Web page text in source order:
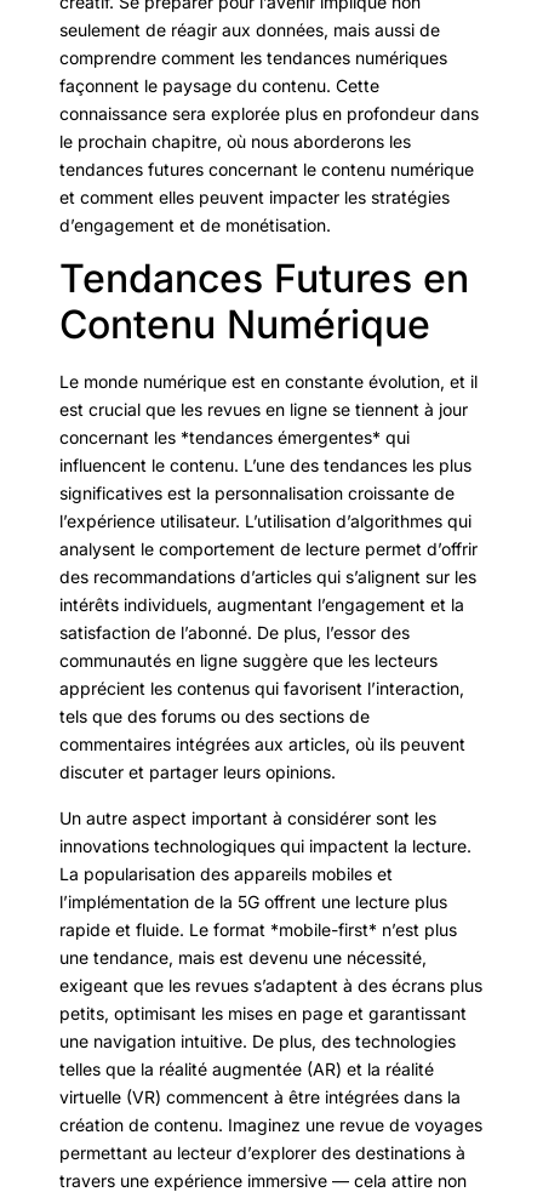
seulement de réagir aux données, mais aussi de
comprendre comment les tendances numériques
façonnent le paysage du contenu. Cette
connaissance sera explorée plus en profondeur dans
le prochain chapitre, où nous aborderons les
tendances futures concernant le contenu numérique
et comment elles peuvent impacter les stratégies
d’engagement et de monétisation.
Tendances Futures en
Contenu Numérique
Le monde numérique est en constante évolution, et il
est crucial que les revues en ligne se tiennent à jour
concernant les *tendances émergentes* qui
influencent le contenu. L’une des tendances les plus
significatives est la personnalisation croissante de
l’expérience utilisateur. L’utilisation d’algorithmes qui
analysent le comportement de lecture permet d’offrir
des recommandations d’articles qui s’alignent sur les
intérêts individuels, augmentant l’engagement et la
satisfaction de l’abonné. De plus, l’essor des
communautés en ligne suggère que les lecteurs
apprécient les contenus qui favorisent l’interaction,
tels que des forums ou des sections de
commentaires intégrées aux articles, où ils peuvent
discuter et partager leurs opinions.
Un autre aspect important à considérer sont les
innovations technologiques qui impactent la lecture.
La popularisation des appareils mobiles et
l’implémentation de la 5G offrent une lecture plus
rapide et fluide. Le format *mobile-first* n’est plus
une tendance, mais est devenu une nécessité,
exigeant que les revues s’adaptent à des écrans plus
petits, optimisant les mises en page et garantissant
une navigation intuitive. De plus, des technologies
telles que la réalité augmentée (AR) et la réalité
virtuelle (VR) commencent à être intégrées dans la
création de contenu. Imaginez une revue de voyages
permettant au lecteur d’explorer des destinations à
travers une expérience immersive — cela attire non